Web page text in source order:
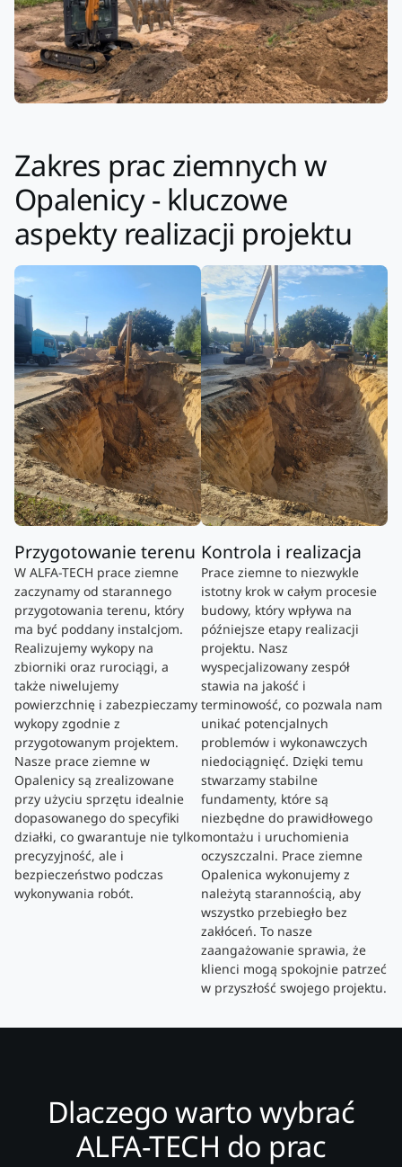
Zakres prac ziemnych w
Opalenicy - kluczowe
aspekty realizacji projektu
Przygotowanie terenu
W ALFA-TECH prace ziemne
zaczynamy od starannego
przygotowania terenu, który
ma być poddany instalcjom.
Realizujemy wykopy na
zbiorniki oraz rurociągi, a
także niwelujemy
powierzchnię i zabezpieczamy
wykopy zgodnie z
przygotowanym projektem.
Nasze prace ziemne w
Opalenicy są zrealizowane
przy użyciu sprzętu idealnie
dopasowanego do specyfiki
działki, co gwarantuje nie tylko
precyzyjność, ale i
bezpieczeństwo podczas
wykonywania robót.
Kontrola i realizacja
Prace ziemne to niezwykle
istotny krok w całym procesie
budowy, który wpływa na
późniejsze etapy realizacji
projektu. Nasz
wyspecjalizowany zespół
stawia na jakość i
terminowość, co pozwala nam
unikać potencjalnych
problemów i wykonawczych
niedociągnięć. Dzięki temu
stwarzamy stabilne
fundamenty, które są
niezbędne do prawidłowego
montażu i uruchomienia
oczyszczalni. Prace ziemne
Opalenica wykonujemy z
należytą starannością, aby
wszystko przebiegło bez
zakłóceń. To nasze
zaangażowanie sprawia, że
klienci mogą spokojnie patrzeć
w przyszłość swojego projektu.
Dlaczego warto wybrać
ALFA-TECH do prac